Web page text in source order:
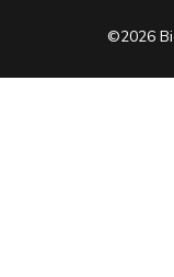
©2026